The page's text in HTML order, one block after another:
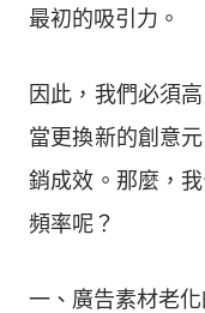
最初的吸引力。
因此，我們必須
當更換新的創意
銷成效。那麼，
頻率呢？
一、廣告素材老